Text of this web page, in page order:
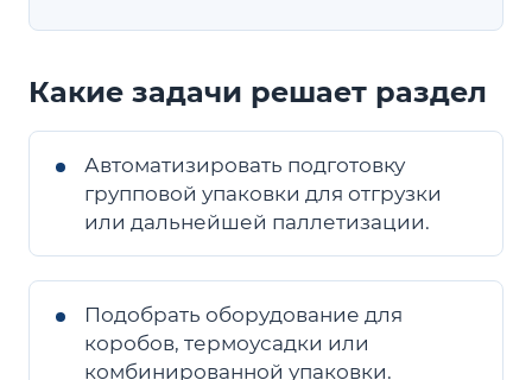
Какие задачи решает раздел
Автоматизировать подготовку
групповой упаковки для отгрузки
или дальнейшей паллетизации.
Подобрать оборудование для
коробов, термоусадки или
комбинированной упаковки.